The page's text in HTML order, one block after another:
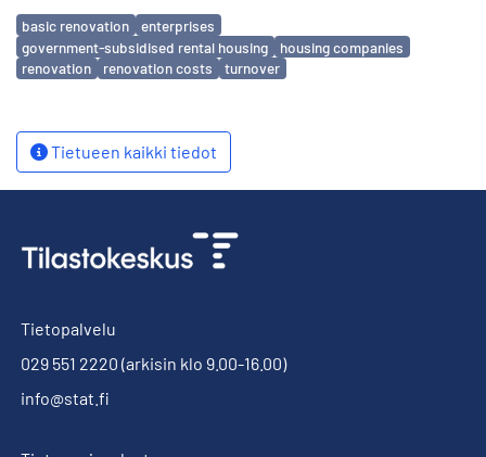
Avainsanat
basic renovation
enterprises
government-subsidised rental housing
housing companies
renovation
renovation costs turnover
Tietueen kaikki tiedot
Tietopalvelu
029 551 2220 (arkisin klo 9.00-16.00)
info@stat.fi